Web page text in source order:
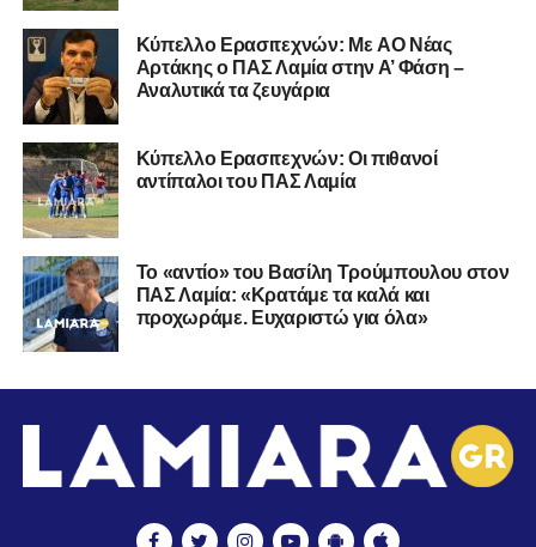
Kύπελλο Ερασιτεχνών: Με AO Nέας
Αρτάκης ο ΠΑΣ Λαμία στην Α’ Φάση –
Αναλυτικά τα ζευγάρια
Κύπελλο Ερασιτεχνών: Οι πιθανοί
αντίπαλοι του ΠΑΣ Λαμία
Το «αντίο» του Βασίλη Τρούμπουλου στον
ΠΑΣ Λαμία: «Κρατάμε τα καλά και
προχωράμε. Ευχαριστώ για όλα»